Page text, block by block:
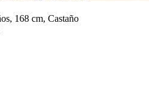
168 cm, Castaño